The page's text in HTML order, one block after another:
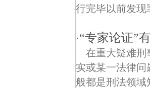
行完毕以前发现
·“专家论证”
在重大疑难刑
实或某一法律
般都是刑法领